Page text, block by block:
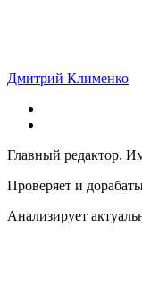
Дмитрий Клименко
Главный редактор.
Проверяет и
Анализирует